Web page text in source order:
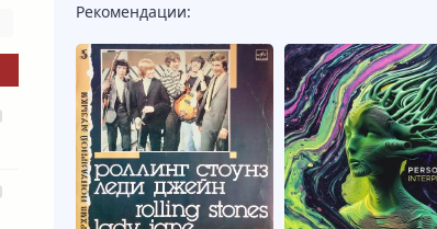
Рекомендации: